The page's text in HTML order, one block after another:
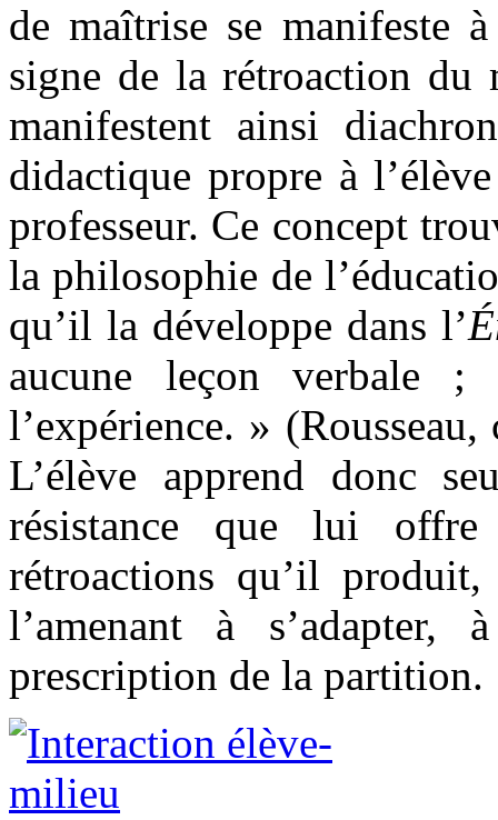
de maîtrise se manifeste
signe de la rétroaction
manifestent ainsi
didactique propre à
professeur. Ce concept
la philosophie de
qu’il la développe dans l’
aucune leçon verbale
l’expérience. »
L’élève apprend donc
résistance que lui
rétroactions qu’il produit,
l’amenant à
prescription de la partition.